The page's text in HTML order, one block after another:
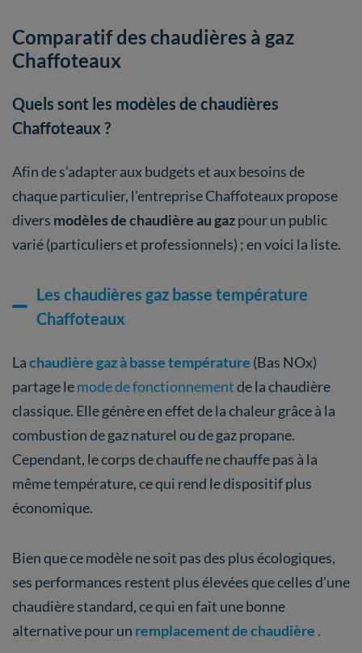
Comparatif des chaudières à gaz
Chaffoteaux
Quels sont les modèles de chaudières
Chaffoteaux ?
Afin de s’adapter aux budgets et aux besoins de
chaque particulier, l’entreprise Chaffoteaux propose
divers modèles de chaudière au gazpour un public
varié (particuliers et professionnels) ; en voici la liste.
Les chaudières gaz basse température
Chaffoteaux
Lachaudière gaz à basse température (Bas NOx)
partage lemode de fonctionnementde la chaudière
classique. Elle génère en effet de la chaleur grâce à la
combustion de gaz naturel ou de gaz propane.
Cependant, le corps de chauffe ne chauffe pas à la
même température, ce qui rend le dispositif plus
économique.
Bien que ce modèle ne soit pas des plus écologiques,
ses performances restent plus élevées que celles d’une
chaudière standard, ce qui en fait une bonne
alternative pour un remplacement de chaudière .